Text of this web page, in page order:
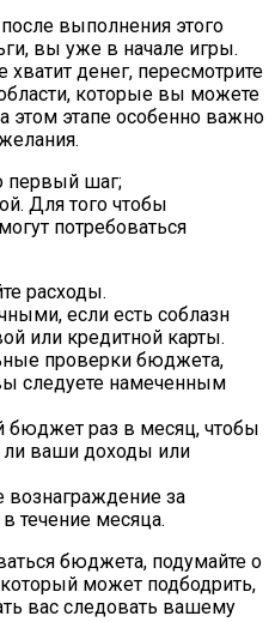
выполнения этого
вы уже в начале игры.
хватит денег, пересмотрите
которые вы можете
этом этапе особенно важно
первый шаг;
Для того чтобы
потребоваться
расходы.
если есть соблазн
или кредитной карты.
проверки бюджета,
следуете намеченным
бюджет раз в месяц, чтобы
ли ваши доходы или
за
течение месяца.
бюджета, подумайте о
который может подбодрить,
вас следовать вашему